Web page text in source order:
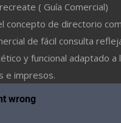
( Guía Comercial)
concepto de directorio
de fácil consulta
y funcional adaptado a
e impresos.